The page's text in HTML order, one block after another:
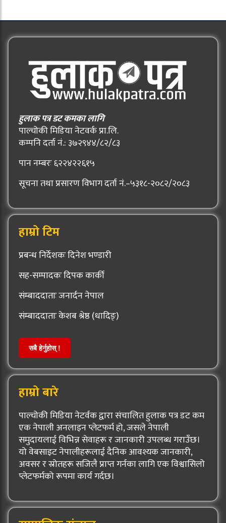
हुलाक पत्र डट कमका लागि
पाल्चोकी मिडिया नेटवर्क प्रा.लि.
कम्पनि दर्ता नं.: ३७२९४४/८२/८३
पान नम्बरः ६२२४२२६१५
सूचना तथा प्रसारण विभाग दर्ता नं.–५३१८-२०८२/२०८३
हाम्रो टिम
प्रबन्ध निर्देशकः दिनेश भण्डारी
सह-सम्पादकः दिपक कार्की
संम्बाददाताः जनार्दन नेपाल
संम्बाददाताः केशब श्रेष्ठ (धादिङ्)
सबै हेर्नुहोस् !
हाम्रो बारे
पाल्चोकी मिडिया नेटर्वक द्वारा संचालित हुलाक पत्र डट कम
एक नेपाली अनलाइन प्लेटफर्म हो, जसले नेपाली
समुदायलाई विभिन्न सेवाहरू र जानकारी उपलब्ध गराउँछ।
यो वेबसाइट नेपालीहरूलाई दैनिक आवश्यक जानकारी,
अवसर र स्रोतहरू सजिलै प्राप्त गर्नका लागि एक विश्वासिलो
प्लेटफर्मको रूपमा कार्य गर्दछ।